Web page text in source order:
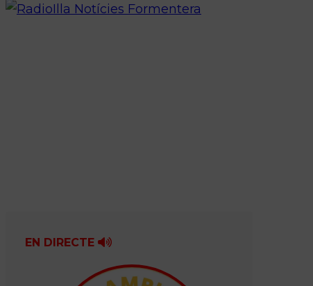
EN DIRECTE